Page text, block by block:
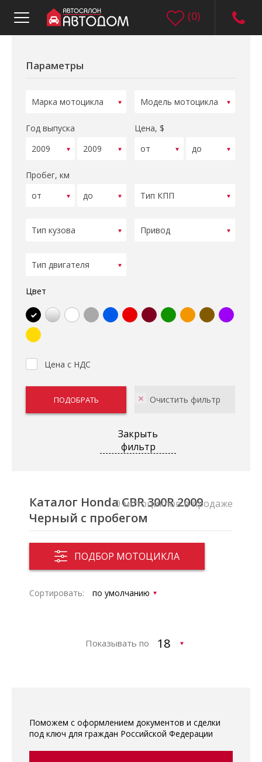
(0)
Параметры
Год выпуска Цена, $
Пробег, км
Цвет
Цена с НДС
Закрыть
фильтр
Каталог Honda CBR 300R 2009
Черный с пробегом
ПОДБОР МОТОЦИКЛА
0 мотоциклов в продаже
Сортировать:
Показывать по
Поможем с оформлением документов и сделки
под ключ для граждан Российской Федерации